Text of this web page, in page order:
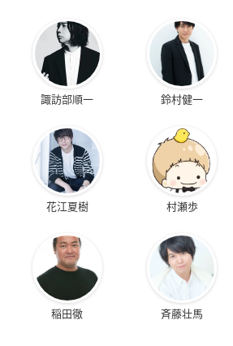
諏訪部順一 鈴村健一
花江夏樹 村瀬歩
稲田徹 斉藤壮馬